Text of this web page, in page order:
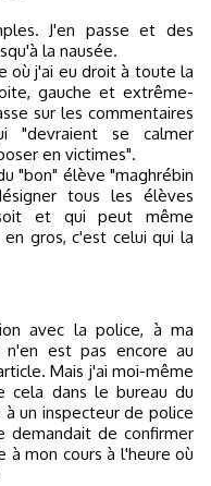
J'en passe et des
la nausée.
où j'ai eu droit à toute la
gauche et extrême-
sur les commentaires
"devraient se calmer
en victimes".
"bon" élève "maghrébin
tous les élèves
et qui peut même
gros, c'est celui qui la
n'en est pas encore au
Mais j'ai moi-même
dans le bureau du
un inspecteur de police
demandait de confirmer
à mon cours à l'heure où